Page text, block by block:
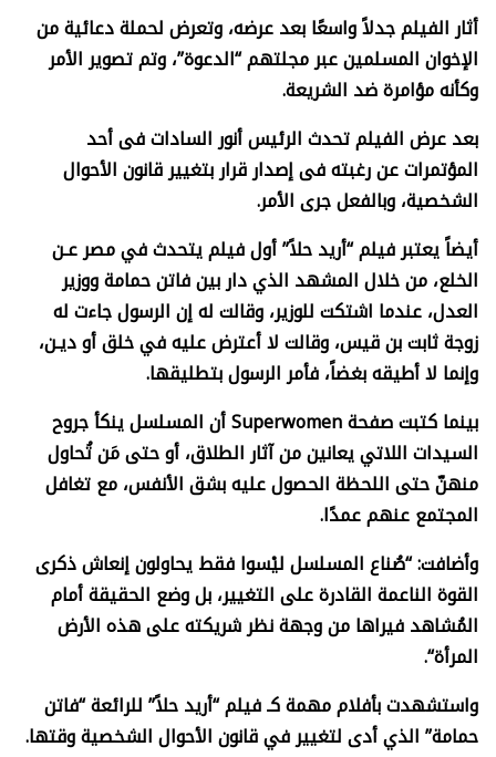
أثار الفيلم جدلاً واسعًا بعد عرضه، وتعرض لحملة دعائية من
الإخوان المسلمين عبر مجلتهم “الدعوة”، وتم تصوير الأمر
وكأنه مؤامرة ضد الشريعة.
بعد عرض الفيلم تحدث الرئيس أنور السادات فى أحد
المؤتمرات عن رغبته فى إصدار قرار بتغيير قانون الأحوال
الشخصية، وبالفعل جرى الأمر.
أيضاً يعتبر فيلم “أريد حلاً” أول فيلم يتحدث في مصر عـن
الخلع، من خلال المشهد الذي دار بين فاتن حمامة ووزير
العدل، عندما اشتكت للوزير، وقالت له إن الرسول جاءت له
زوجة ثابت بن قيس، وقالت لا أعترض عليه في خلق أو ديـن،
وإنما لا أطيقه بغضاً، فأمر الرسول بتطليقها.
بينما كتبت صفحة
أن المسلسل ينكأ جروح
السيدات اللاتي يعانين من آثار الطلاق، أو حتى مَن تُحاول
منهنّ حتى اللحظة الحصول عليه بشق الأنفس، مع تغافل
المجتمع عنهم عمدًا.
وأضافت: “صُناع المسلسل ليْسوا فقط يحاولون إنعاش ذكرى
القوة الناعمة القادرة على التغيير، بل وضع الحقيقة أمام
المُشاهد فيراها من وجهة نظر شريكته على هذه الأرض
المرأة“.
واستشهدت بأفلام مهمة كـ فيلم “أريد حلاً” للرائعة “فاتن
حمامة” الذي أدى لتغيير في قانون الأحوال الشخصية وقتها.